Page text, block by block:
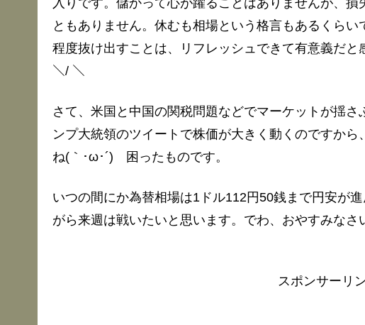
ともありません。休むも相場という格言もあるくら
程度抜け出すことは、リフレッシュできて有意義だと
＼/ ＼
さて、米国と中国の関税問題などでマーケットが揺
ンプ大統領のツイートで株価が大きく動くのですか
ね(｀･ω･´) 困ったものです。
いつの間にか為替相場は1ドル112円50銭まで円安が
がら来週は戦いたいと思います。でわ、おやすみなさ
スポンサーリ